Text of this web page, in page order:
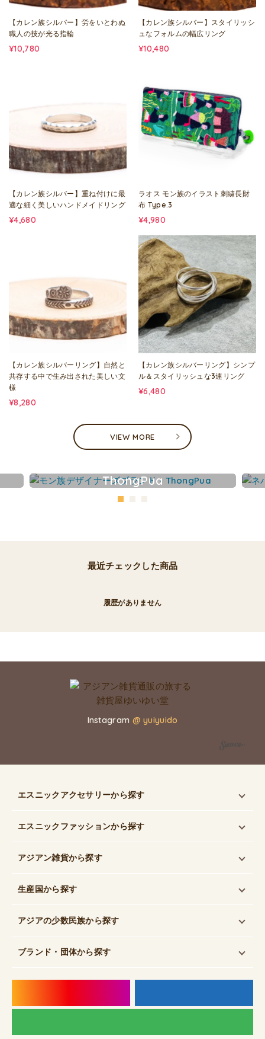
【カレン族シルバー】労をいとわぬ
職人の技が光る指輪
¥10,780
【カレン族シルバー】スタイリッシ
ュなフォルムの幅広リング
¥10,480
【カレン族シルバー】重ね付けに最
適な細く美しいハンドメイドリング
¥4,680
ラオス モン族のイラスト刺繍長財
布 Type.3
¥4,980
【カレン族シルバーリング】自然と
共存する中で生み出された美しい文
様
¥8,280
【カレン族シルバーリング】シンプ
ル＆スタイリッシュな3連リング
¥6,480
VIEW MORE
ThongPua
最近チェックした商品
履歴がありません
Instagram @ yuiyuido
エスニックアクセサリーから探す
エスニックファッションから探す
アジアン雑貨から探す
生産国から探す
アジアの少数民族から探す
ブランド・団体から探す